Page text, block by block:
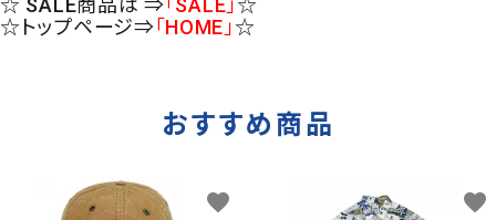
☆ SALE商品は ⇒「SALE」 ☆
☆トップページ⇒「HOME」☆
おすすめ商品
favorite favorite